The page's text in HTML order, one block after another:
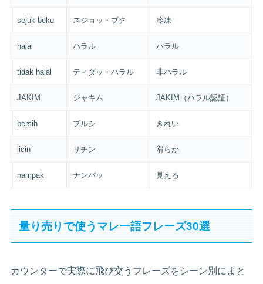
sejuk beku スジョッ・ブク 冷凍
halal ハラル ハラル
tidak halal ティダッ・ハラル 非ハラル
JAKIM ジャキム JAKIM（ハラル認証）
bersih ブルシ きれい
licin リチン 滑らか
nampak ナンパッ 見える
量り売りで使うマレー語フレーズ30選
カウンターで実際に飛び交うフレーズをシーン別にまと